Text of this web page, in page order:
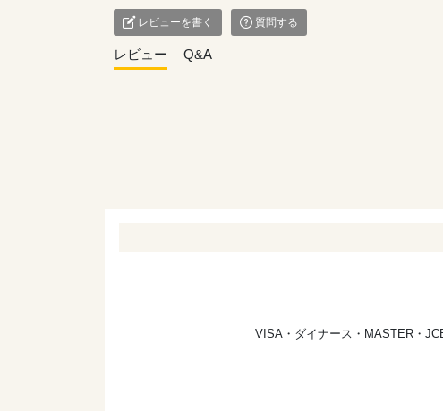
レビューを書く 質問する
レビュー Q&A
VISA・ダイナース・MASTER・